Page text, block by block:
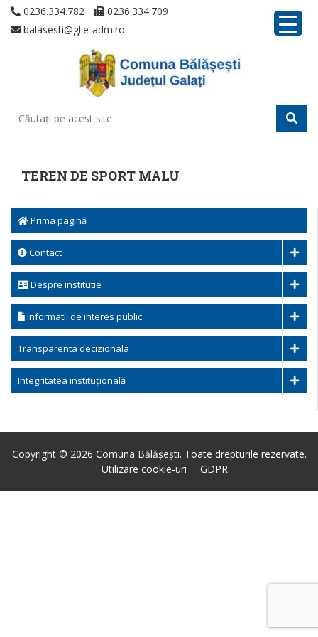
0236.334.782
0236.334.709
balasesti@gl.e-adm.ro
TEREN DE SPORT MALU
Prima pagină
Contact
Despre institutie
Informatii de interes public
Transparenta decizionala
Integritatea instituțională
Copyright © 2026 Comuna Bălășești. Toate drepturile rezervate.
Utilizare cookie-uri
GDPR